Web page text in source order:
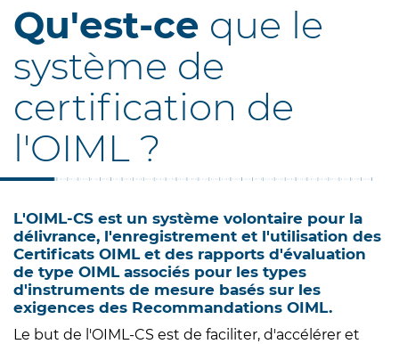
Qu'est-ce que le
système de
certification de
l'OIML ?
L'OIML-CS est un système volontaire pour la
délivrance, l'enregistrement et l'utilisation des
Certificats OIML et des rapports d'évaluation
de type OIML associés pour les types
d'instruments de mesure basés sur les
exigences des Recommandations OIML.
Le but de l'OIML-CS est de faciliter, d'accélérer et